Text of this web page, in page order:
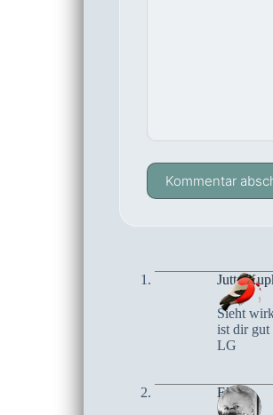
Kommentar
Jutta
Sieht
ist dir gut
LG
Elke